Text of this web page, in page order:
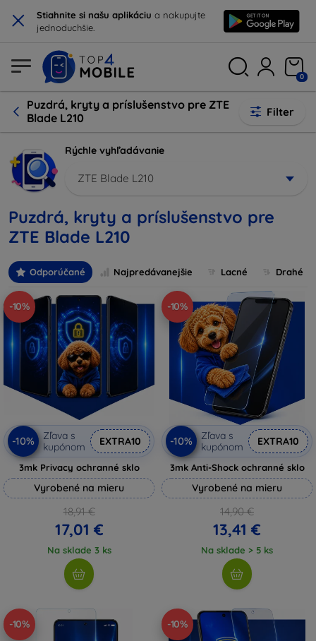
× Stiahnite si našu aplikáciu a nakupujte
jednoduchšie.
0
Puzdrá, kryty a príslušenstvo pre ZTE
Blade L210
Filter
Rýchle vyhľadávanie
ZTE Blade L210
Puzdrá, kryty a príslušenstvo pre
ZTE Blade L210
Odporúčané Najpredávanejšie Lacné Drahé
-10%
-10%
Zľava s
kupónom
EXTRA10
3mk Privacy ochranné sklo
Vyrobené na mieru
18,91 €
17,01 €
Na sklade 3 ks
-10%
-10%
Zľava s
kupónom
EXTRA10
3mk Anti-Shock ochranné sklo
Vyrobené na mieru
14,90 €
13,41 €
Na sklade > 5 ks
-10% -10%